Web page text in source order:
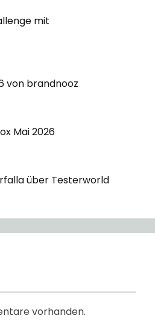
mit
von brandnooz
Mai 2026
über Testerworld
vorhanden.